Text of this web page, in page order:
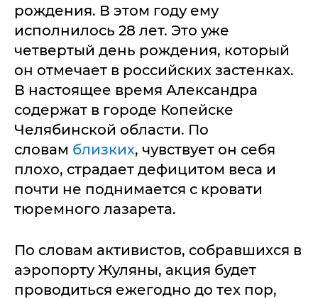
рождения. В этом году ему
исполнилось 28 лет. Это уже
четвертый день рождения, который
он отмечает в российских застенках.
В настоящее время Александра
содержат в городе Копейске
Челябинской области. По
словам близких, чувствует он себя
плохо, страдает дефицитом веса и
почти не поднимается с кровати
тюремного лазарета.
По словам активистов, собравшихся в
аэропорту Жуляны, акция будет
проводиться ежегодно до тех пор,